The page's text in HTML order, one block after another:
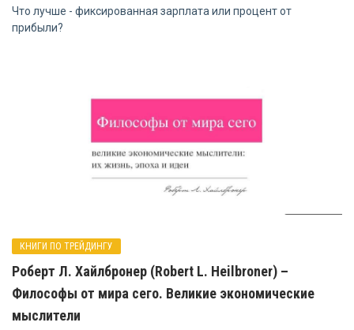
Что лучше - фиксированная зарплата или процент от
прибыли?
КНИГИ ПО ТРЕЙДИНГУ
Роберт Л. Хайлбронер (Robert L. Heilbroner) –
Философы от мира сего. Великие экономические
мыслители